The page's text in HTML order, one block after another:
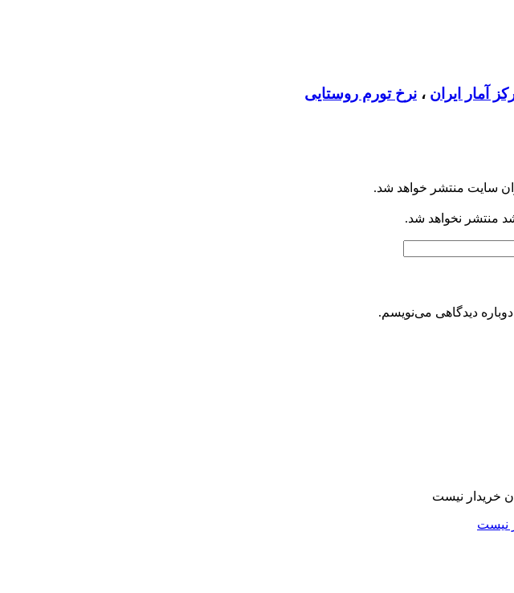
آمار ایران ، نرخ تورم روستایی
سایت منتشر خواهد شد.
منتشر نخواهد شد.
دیدگاهی می‌نویسم.
نیست